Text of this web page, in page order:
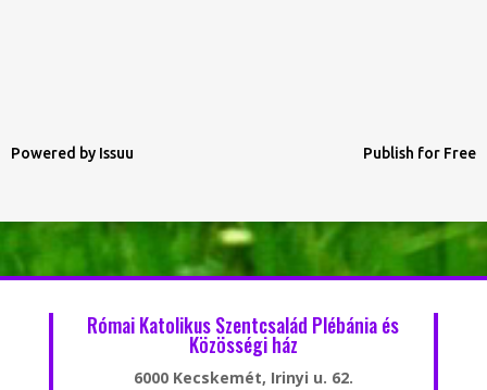
Powered by Issuu Publish for Free
Római Katolikus Szentcsalád Plébánia és
Közösségi ház
6000 Kecskemét, Irinyi u. 62.